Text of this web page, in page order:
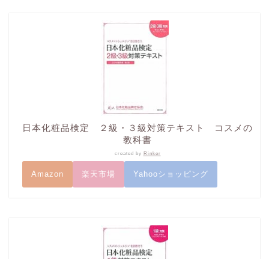
日本化粧品検定 ２級・３級対策テキスト コスメの
教科書
created by Rinker
Amazon 楽天市場 Yahooショッピング